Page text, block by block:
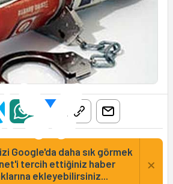
Google'da daha sık görmek
tercih ettiğiniz haber
ekleyebilirsiniz...
×